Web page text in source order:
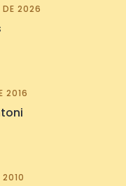
DE 2026
2016
2010